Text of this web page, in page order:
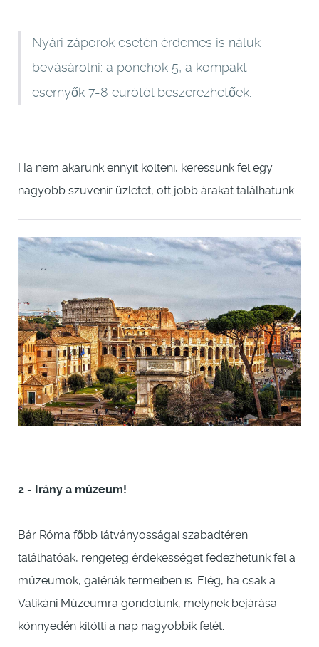
Nyári záporok esetén érdemes is náluk
bevásárolni: a ponchok 5, a kompakt
esernyők 7-8 eurótól beszerezhetőek.
Ha nem akarunk ennyit költeni, keressünk fel egy
nagyobb szuvenír üzletet, ott jobb árakat találhatunk.
2 - Irány a múzeum!
Bár Róma főbb látványosságai szabadtéren
találhatóak, rengeteg érdekességet fedezhetünk fel a
múzeumok, galériák termeiben is. Elég, ha csak a
Vatikáni Múzeumra gondolunk, melynek bejárása
könnyedén kitölti a nap nagyobbik felét.